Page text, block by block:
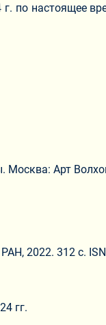
г. по настоящее
Арт
2022. 312 с.
гг.